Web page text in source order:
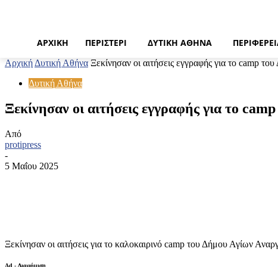
ΑΡΧΙΚΉ ΠΕΡΙΣΤΈΡΙ ΔΥΤΙΚΉ ΑΘΉΝΑ
Αρχική Δυτική Αθήνα Ξεκίνησαν οι αιτήσεις εγγραφής για το camp
Δυτική Αθήνα
Ξεκίνησαν οι αιτήσεις εγγραφής για το
Από
protipress
-
5 Μαΐου 2025
Ξεκίνησαν οι αιτήσεις για το καλοκαιρινό camp του Δήμου Αγίων
Ad - Διαφήμιση